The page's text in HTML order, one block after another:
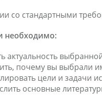
со стандартными
необходимо:
актуальность
почему вы выбрали
цели и задачи
основные